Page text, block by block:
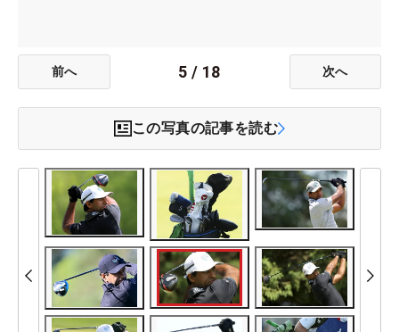
前へ 5 / 18 次へ
この写真の記事を読む